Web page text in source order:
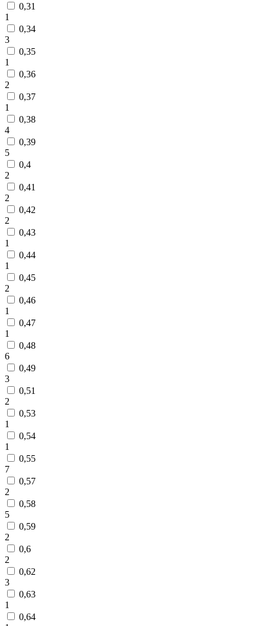
0,31
1
0,34
3
0,35
1
0,36
2
0,37
1
0,38
4
0,39
5
0,4
2
0,41
2
0,42
2
0,43
1
0,44
1
0,45
2
0,46
1
0,47
1
0,48
6
0,49
3
0,51
2
0,53
1
0,54
1
0,55
7
0,57
2
0,58
5
0,59
2
0,6
2
0,62
3
0,63
1
0,64